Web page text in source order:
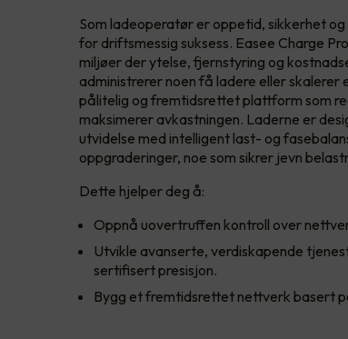
Som ladeoperatør er oppetid, sikkerhet
for driftsmessig suksess. Easee Charge
miljøer der ytelse, fjernstyring og
administrerer noen få ladere eller
pålitelig og fremtidsrettet plattform som
maksimerer avkastningen. Laderne er
utvidelse med intelligent last- og
oppgraderinger, noe som sikrer jevn
Dette hjelper deg å:
Oppnå uovertruffen kontroll over
Utvikle avanserte, verdiskapende
sertifisert presisjon.
Bygg et fremtidsrettet nettverk basert